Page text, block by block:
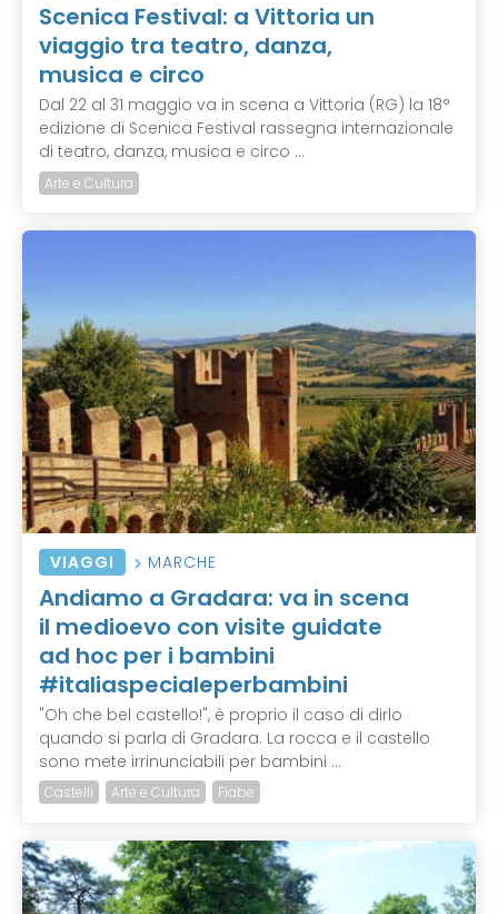
Scenica Festival: a Vittoria un
viaggio tra teatro, danza,
musica e circo
Dal 22 al 31 maggio va in scena a Vittoria (RG) la 18°
edizione di Scenica Festival rassegna internazionale
di teatro, danza, musica e circo ...
Arte e Cultura
VIAGGI MARCHE
Andiamo a Gradara: va in scena
il medioevo con visite guidate
ad hoc per i bambini
#italiaspecialeperbambini
"Oh che bel castello!", è proprio il caso di dirlo
quando si parla di Gradara. La rocca e il castello
sono mete irrinunciabili per bambini ...
Castelli Arte e Cultura Fiabe